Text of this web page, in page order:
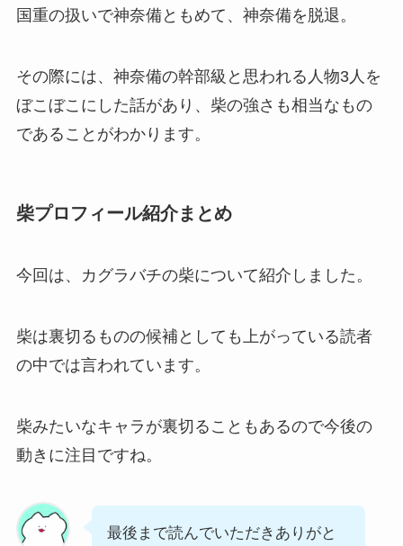
国重の扱いで神奈備ともめて、神奈備を脱退。
その際には、神奈備の幹部級と思われる人物3人を
ぼこぼこにした話があり、柴の強さも相当なもの
であることがわかります。
柴プロフィール紹介まとめ
今回は、カグラバチの柴について紹介しました。
柴は裏切るものの候補としても上がっている読者
の中では言われています。
柴みたいなキャラが裏切ることもあるので今後の
動きに注目ですね。
最後まで読んでいただきありがと